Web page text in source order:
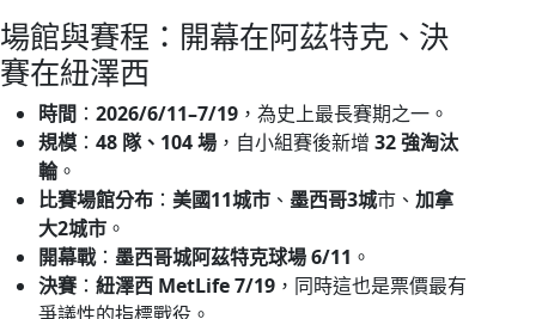
場館與賽程：開幕在阿茲特克、決
賽在紐澤西
時間 ： 2026/6/11–7/19 ，為史上最長賽期之一。
規模 ： 48 隊、104 場 ，自小組賽後新增 32 強淘汰
輪。
比賽場館分布 ： 美國11城市 、 墨西哥3城市、 加拿
大2城市 。
開幕戰： 墨西哥城阿茲特克球場 6/11 。
決賽 ： 紐澤西 MetLife 7/19 ，同時這也是票價最有